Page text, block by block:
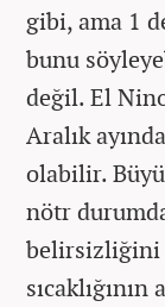
gibi, ama 1
bunu
değil. El
Aralık
olabilir.
nötr
belirsizliğini